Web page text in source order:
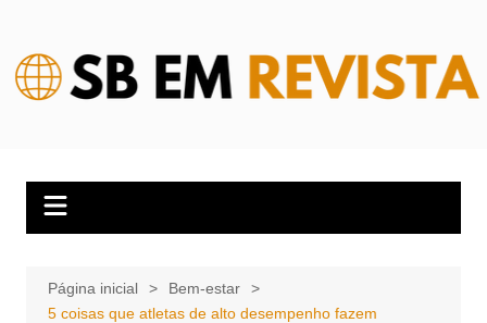
conteúdo
Página inicial
Bem-estar
5 coisas que atletas de alto desempenho fazem